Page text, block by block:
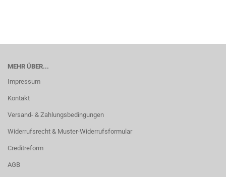
MEHR ÜBER...
Impressum
Kontakt
Versand- & Zahlungsbedingungen
Widerrufsrecht & Muster-Widerrufsformular
Creditreform
AGB